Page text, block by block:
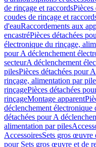
de rinçage et raccordsPièces
coudes de rinçage et
d'eauRaccordements aux
encastréPièces détachées
électronique du rinçage,
pour A déclenchement
secteurA déclenchement
pilesPièces détachées pour
rinçage, alimentation par
rinçagePièces détachées
rinçageMontage apparent
déclenchement
détachées pour A
alimentation par piles
AccessoiresSets gros œuvre
pour Sets gros œuvre et de